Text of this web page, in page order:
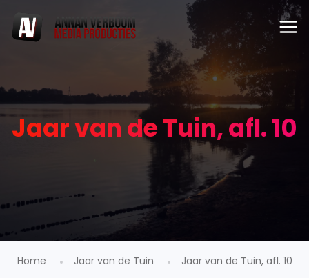
Jaar van de Tuin, afl. 10
Home Jaar van de Tuin Jaar van de Tuin, afl. 10